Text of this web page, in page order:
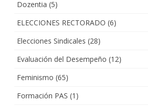
Dozentia (5)
ELECCIONES RECTORADO (6)
Elecciones Sindicales (28)
Evaluación del Desempeño (12)
Feminismo (65)
Formación PAS (1)